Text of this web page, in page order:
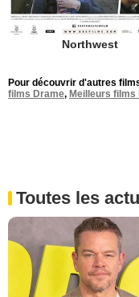
Northwest
Pour découvrir d'autres
films Drame, Meilleurs films
Toutes les